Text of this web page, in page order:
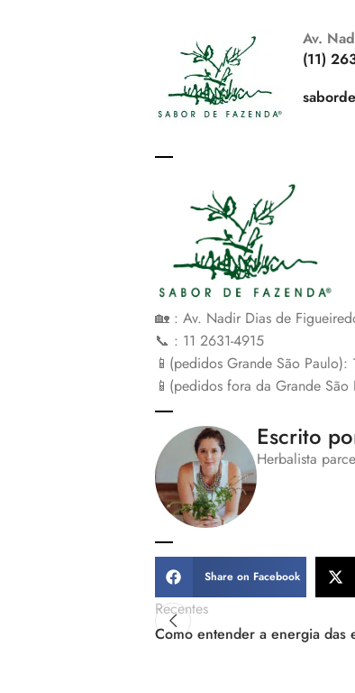
Av.
(11)
🏡 : Av. Nadir Dias de
📞 : 11 2631-4915
📱(pedidos Grande São Paulo):
📱(pedidos fora da Grande
Escrito
Herbalista
Share on Facebook
Recentes
Como entender a energia das